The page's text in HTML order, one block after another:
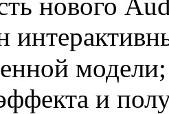
модели;
и